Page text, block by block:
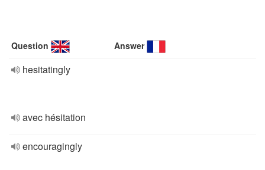
Question Answer
hesitatingly
avec hésitation
encouragingly